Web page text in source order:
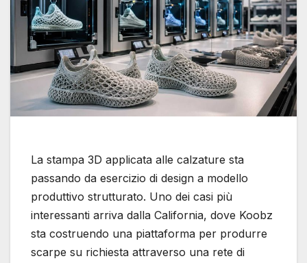
La stampa 3D applicata alle calzature sta
passando da esercizio di design a modello
produttivo strutturato. Uno dei casi più
interessanti arriva dalla California, dove Koobz
sta costruendo una piattaforma per produrre
scarpe su richiesta attraverso una rete di